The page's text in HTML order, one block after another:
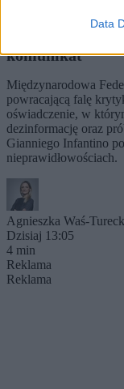
Data
FIFA broni
komunikat
Międzynarodowa
powracającą falę
oświadczenie, w
dezinformację oraz
Gianniego Infantino
nieprawidłowościach.
Agnieszka Waś-
Dzisiaj 13:05
4 min
Reklama
Reklama